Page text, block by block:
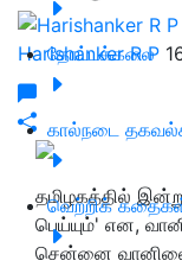
தோட்டக்கலை
கால்நடை
வெற்றிக்
Harishanker R P
தமிழகத்தில்
பெய்யும்' என,
சென்னை வானிலை